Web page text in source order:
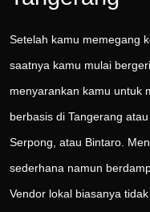
Setelah kamu memegang
saatnya kamu mulai
menyarankan kamu untuk
berbasis di Tangerang
Serpong, atau Bintaro.
sederhana namun
Vendor lokal biasanya